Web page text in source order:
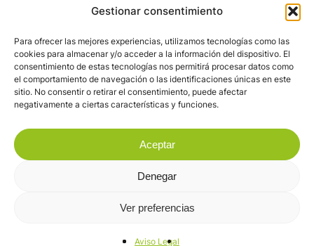
Gestionar consentimiento
Para ofrecer las mejores experiencias, utilizamos tecnologías como las
cookies para almacenar y/o acceder a la información del dispositivo. El
consentimiento de estas tecnologías nos permitirá procesar datos como
el comportamiento de navegación o las identificaciones únicas en este
sitio. No consentir o retirar el consentimiento, puede afectar
negativamente a ciertas características y funciones.
Aceptar
Denegar
Ver preferencias
Aviso Legal
VALLE DEL PISUEÑA
PROYECTOS
SERVICIOS
AVISO LEGAL